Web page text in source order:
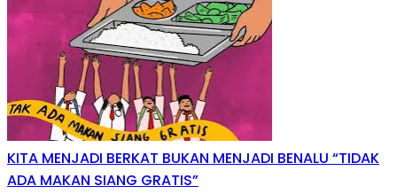
KITA MENJADI BERKAT BUKAN MENJADI BENALU “TIDAK
ADA MAKAN SIANG GRATIS”